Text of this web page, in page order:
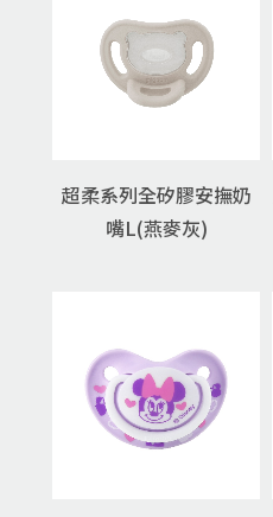
超柔系列全矽膠安撫奶
嘴L(燕麥灰)